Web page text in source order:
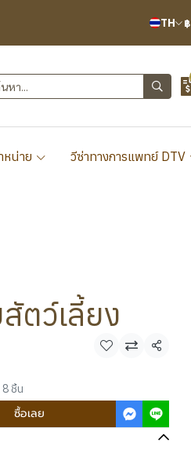
TH ฿
หน่าย วีซ่าทางการแพทย์ DTV
ตว์เลี้ยง
แชร์
ชิ้น
ซื้อเลย